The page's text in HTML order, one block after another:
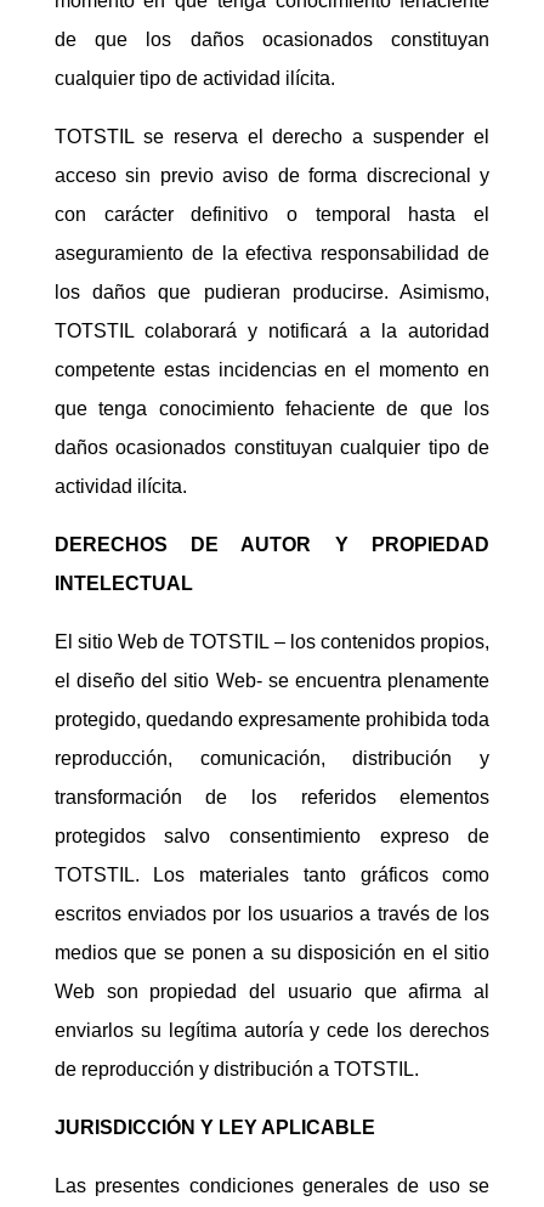
de que los daños ocasionados constituyan
cualquier tipo de actividad ilícita.
TOTSTIL se reserva el derecho a suspender el
acceso sin previo aviso de forma discrecional y
con carácter definitivo o temporal hasta el
aseguramiento de la efectiva responsabilidad de
los daños que pudieran producirse. Asimismo,
TOTSTIL colaborará y notificará a la autoridad
competente estas incidencias en el momento en
que tenga conocimiento fehaciente de que los
daños ocasionados constituyan cualquier tipo de
actividad ilícita.
DERECHOS DE AUTOR Y PROPIEDAD
INTELECTUAL
El sitio Web de TOTSTIL – los contenidos propios,
el diseño del sitio Web- se encuentra plenamente
protegido, quedando expresamente prohibida toda
reproducción, comunicación, distribución y
transformación de los referidos elementos
protegidos salvo consentimiento expreso de
TOTSTIL. Los materiales tanto gráficos como
escritos enviados por los usuarios a través de los
medios que se ponen a su disposición en el sitio
Web son propiedad del usuario que afirma al
enviarlos su legítima autoría y cede los derechos
de reproducción y distribución a TOTSTIL.
JURISDICCIÓN Y LEY APLICABLE
Las presentes condiciones generales de uso se